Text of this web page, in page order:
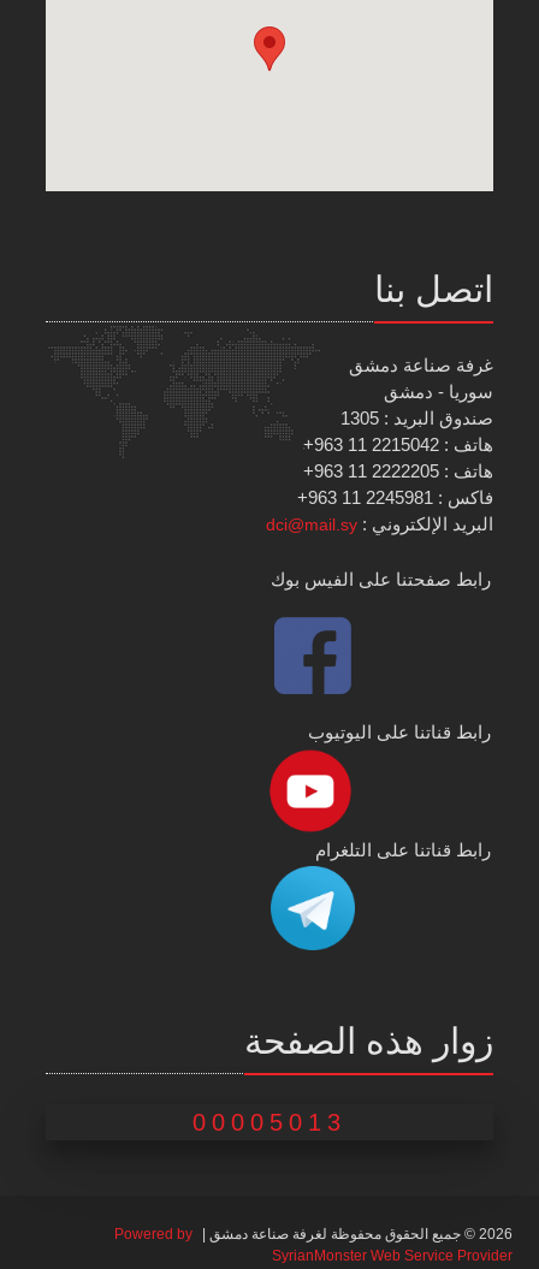
اتصل بنا
غرفة صناعة دمشق
سوريا - دمشق
صندوق البريد : 1305
هاتف : 2215042 11 963+
هاتف : 2222205 11 963+
فاكس : 2245981 11 963+
البريد الإلكتروني :dci@mail.sy
رابط صفحتنا على الفيس بوك
رابط قناتنا على اليوتيوب
رابط قناتنا على التلغرام
زوار هذه الصفحة
00005013
2026 © جميع الحقوق محفوظة لغرفة صناعة دمشق |
Powered by
SyrianMonster Web Service Provider